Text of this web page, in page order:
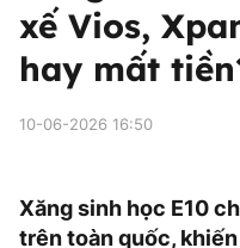
xế Vios,
hay mất
10-06-2026 16:50
Xăng sinh học E10
trên toàn quốc,